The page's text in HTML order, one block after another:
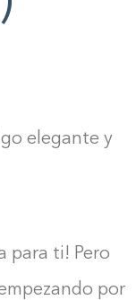
elegante y
para ti! Pero
por